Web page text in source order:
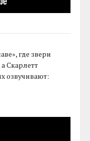
где звери
Скарлетт
озвучивают: